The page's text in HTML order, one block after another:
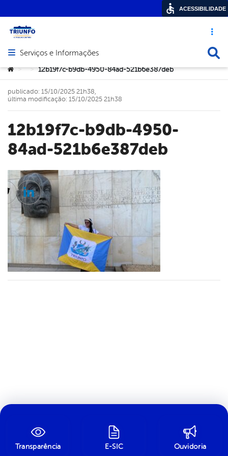
Acesso
Abrir menu principal de navegação
Serviços e Informações
Você está aqui:
> > 12b19f7c-b9db-4950-84ad-521b6e387deb
12b19f7c-b9db-4950-
84ad-521b6e387deb
publicado: 15/10/2025 21h38,
última modificação: 15/10/2025 21h38
TwitterLinkedin
Transparência E-SIC Ouvidoria
ACESSIBILIDADE